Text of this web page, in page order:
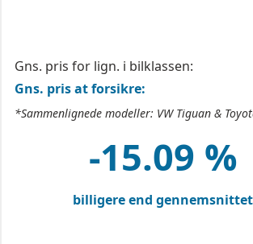
Gns. pris for lign. i bilklassen:
Gns. pris at forsikre:
*Sammenlignede modeller: VW Tiguan &
-15.09 %
billigere end gennemsnittet